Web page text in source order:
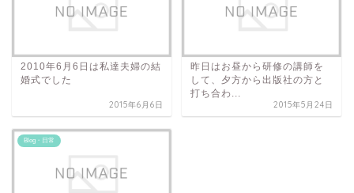
2010年6月6日は私達夫婦の結
婚式でした
2015年6月6日
昨日はお昼から研修の講師を
して、夕方から出版社の方と
打ち合わ...
2015年5月24日
Blog・日常